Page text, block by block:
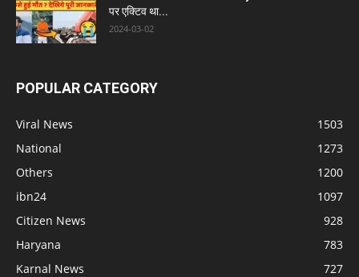
पर एक्टिव था...
2024-03-02
POPULAR CATEGORY
Viral News
1503
National
1273
Others
1200
ibn24
1097
Citizen News
928
Haryana
783
Karnal News
727